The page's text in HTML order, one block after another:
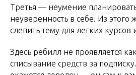
Третья — неумение
неуверенность в себе. Из
слепить тему для легких курсов
Здесь ребилл не проявляется
списывание средств за